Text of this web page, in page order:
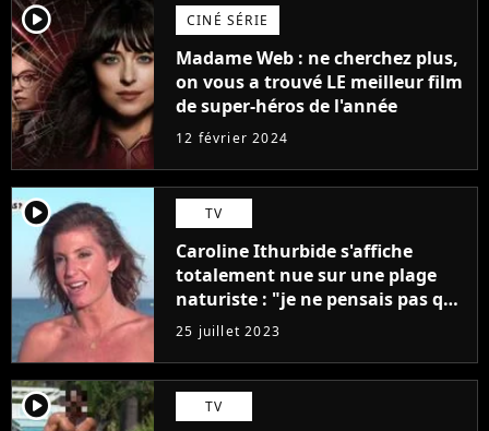
player2 CINÉ SÉRIE
Madame Web : ne cherchez plus,
on vous a trouvé LE meilleur film
de super-héros de l'année
12 février 2024
player2 TV
Caroline Ithurbide s'affiche
totalement nue sur une plage
naturiste : "je ne pensais pas que
j'arriverais à le faire..."
25 juillet 2023
player2 TV